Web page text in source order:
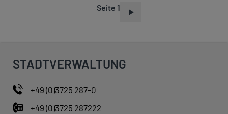
Seite 1
STADTVERWALTUNG
+49 (0)3725 287-0
+49 (0)3725 287222